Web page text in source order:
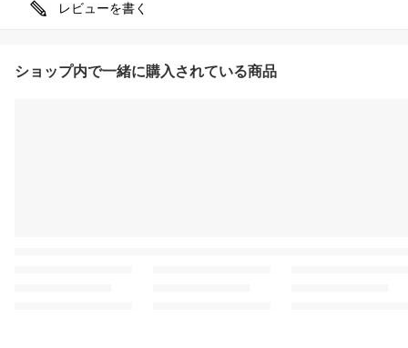
レビューを書く
ショップ内で一緒に購入されている商品